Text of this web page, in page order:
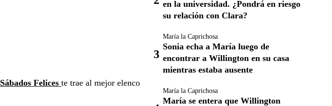
Sábados Felices te trae al mejor elenco
en la universidad. ¿Pondrá en riesgo
su relación con Clara?
María la Caprichosa
Sonia echa a María luego de
encontrar a Willington en su casa
mientras estaba ausente
María la Caprichosa
María se entera que Willington